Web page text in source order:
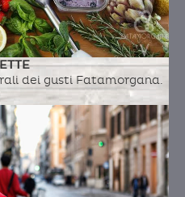
dei gusti Fatamorgana.